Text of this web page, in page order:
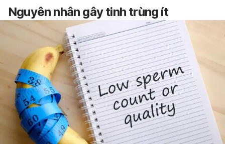
Nguyên nhân gây tinh trùng ít